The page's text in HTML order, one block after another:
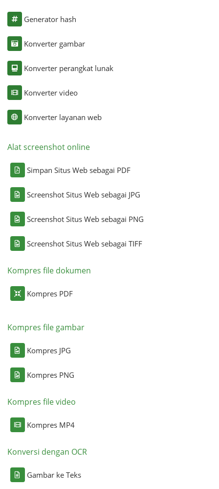
Generator hash
Konverter gambar
Konverter perangkat lunak
Konverter video
Konverter layanan web
Alat screenshot online
Simpan Situs Web sebagai PDF
Screenshot Situs Web sebagai JPG
Screenshot Situs Web sebagai PNG
Screenshot Situs Web sebagai TIFF
Kompres file dokumen
Kompres PDF
Kompres file gambar
Kompres JPG
Kompres PNG
Kompres file video
Kompres MP4
Konversi dengan OCR
Gambar ke Teks